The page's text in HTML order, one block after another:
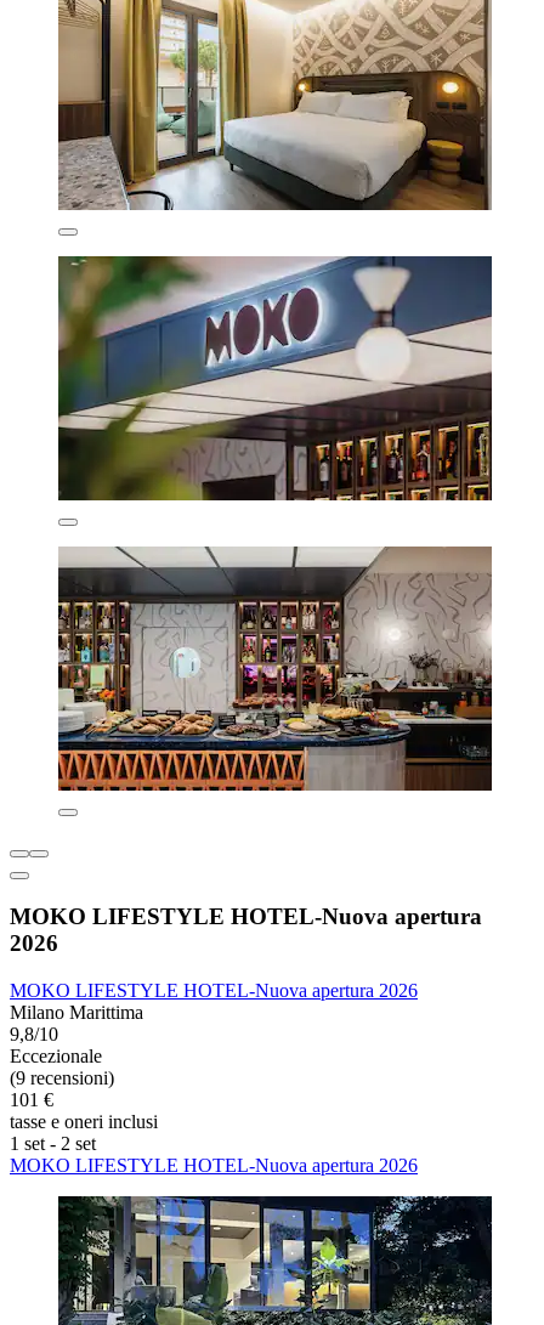
MOKO LIFESTYLE HOTEL-Nuova apertura
2026
MOKO LIFESTYLE HOTEL-Nuova apertura 2026
Milano Marittima
9,8/10
Eccezionale
(9 recensioni)
101 €
tasse e oneri inclusi
1 set - 2 set
MOKO LIFESTYLE HOTEL-Nuova apertura 2026